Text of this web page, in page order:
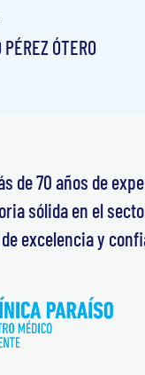
PÉREZ ÓTERO
de 70 años de
sólida en el
excelencia y